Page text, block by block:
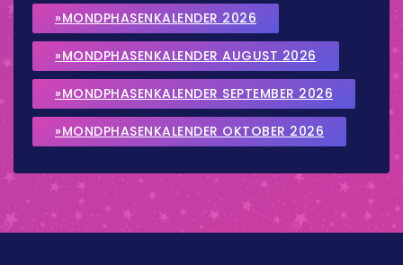
»MONDPHASENKALENDER 2026
»MONDPHASENKALENDER AUGUST 2026
»MONDPHASENKALENDER SEPTEMBER 2026
»MONDPHASENKALENDER OKTOBER 2026